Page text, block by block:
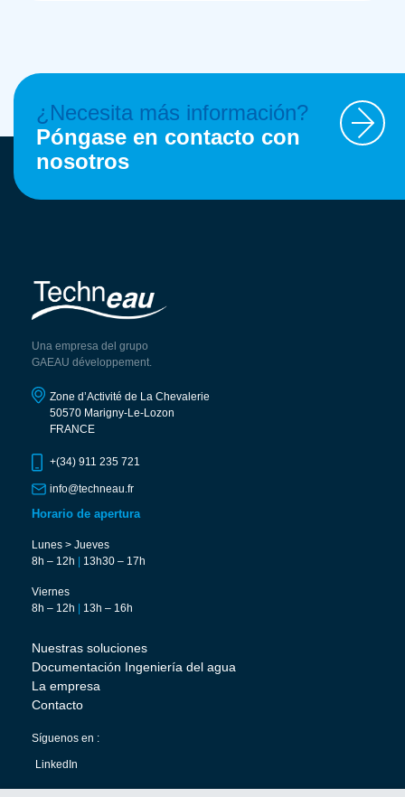
¿Necesita más información?
Póngase en contacto con
nosotros
Una empresa del grupo
GAEAU développement.
Zone d’Activité de La Chevalerie
50570 Marigny-Le-Lozon
FRANCE
+(34) 911 235 721
info@techneau.fr
Horario de apertura
Lunes > Jueves
8h – 12h
13h30 – 17h
Viernes
8h – 12h
13h – 16h
Nuestras soluciones
Documentación Ingeniería del agua
La empresa
Contacto
Síguenos en :
LinkedIn